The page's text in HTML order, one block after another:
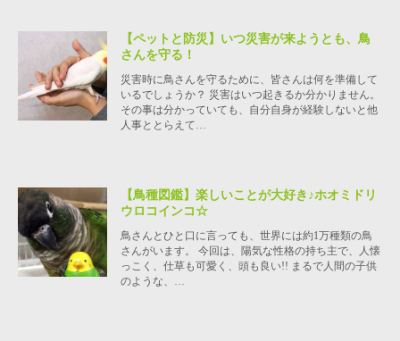
【ペットと防災】いつ災害が来ようとも、鳥
さんを守る！
災害時に鳥さんを守るために、皆さんは何を準備して
いるでしょうか？ 災害はいつ起きるか分かりません。
その事は分かっていても、自分自身が経験しないと他
人事ととらえて…
【鳥種図鑑】楽しいことが大好き♪ホオミドリ
ウロコインコ☆
鳥さんとひと口に言っても、世界には約1万種類の鳥
さんがいます。 今回は、陽気な性格の持ち主で、人懐
っこく、仕草も可愛く、頭も良い!! まるで人間の子供
のような、…